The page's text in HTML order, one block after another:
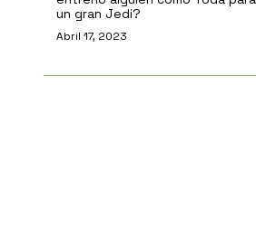
un gran Jedi?
Abril 17, 2023